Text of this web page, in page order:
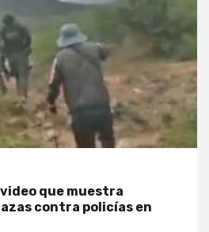
que muestra
contra policías en